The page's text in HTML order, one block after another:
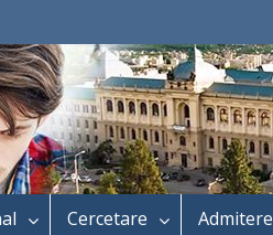
Cercetare Admitere